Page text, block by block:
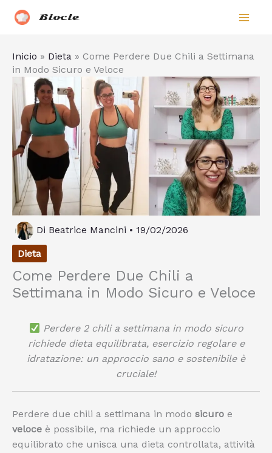
Biocle
Inicio » Dieta » Come Perdere Due Chili a Settimana
in Modo Sicuro e Veloce
Di Beatrice Mancini • 19/02/2026
Dieta
Come Perdere Due Chili a
Settimana in Modo Sicuro e Veloce
Perdere 2 chili a settimana in modo sicuro
richiede dieta equilibrata, esercizio regolare e
idratazione: un approccio sano e sostenibile è
cruciale!
Perdere due chili a settimana in modo sicuro e
veloce è possibile, ma richiede un approccio
equilibrato che unisca una dieta controllata, attività